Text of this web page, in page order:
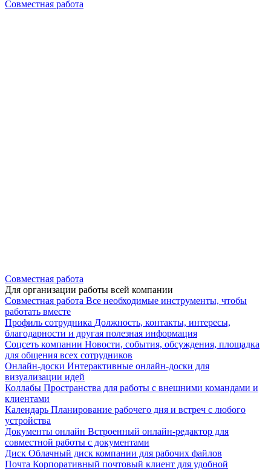
Совместная работа
Совместная работа
Для организации работы всей компании
Совместная работа Все необходимые инструменты, чтобы
работать вместе
Профиль сотрудника Должность, контакты, интересы,
благодарности и другая полезная информация
Соцсеть компании Новости, события, обсуждения, площадка
для общения всех сотрудников
Онлайн-доски Интерактивные онлайн-доски для
визуализации идей
Коллабы Пространства для работы с внешними командами и
клиентами
Календарь Планирование рабочего дня и встреч с любого
устройства
Документы онлайн Встроенный онлайн-редактор для
совместной работы с документами
Диск Облачный диск компании для рабочих файлов
Почта Корпоративный почтовый клиент для удобной